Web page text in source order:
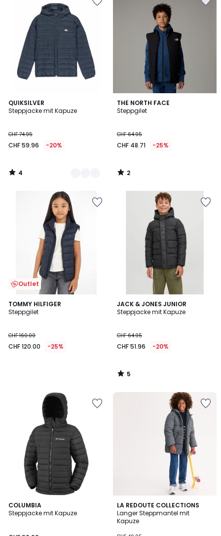
QUIKSILVER
Steppjacke mit Kapuze
CHF 74.95
CHF 59.96 -20%
4
/
2
Farben
4
/
THE NORTH FACE
Steppgilet
CHF 64.95
CHF 48.71 -25%
2
/
2
/
Outlet
TOMMY HILFIGER
Steppgilet
CHF 160.00
CHF 120.00 -25%
JACK & JONES JUNIOR
Steppjacke mit Kapuze
CHF 64.95
CHF 51.96 -20%
5
/
5
/
COLUMBIA
Steppjacke mit Kapuze
LA REDOUTE COLLECTIONS
Langer Steppmantel mit
Kapuze
5
/
5
2
Farben